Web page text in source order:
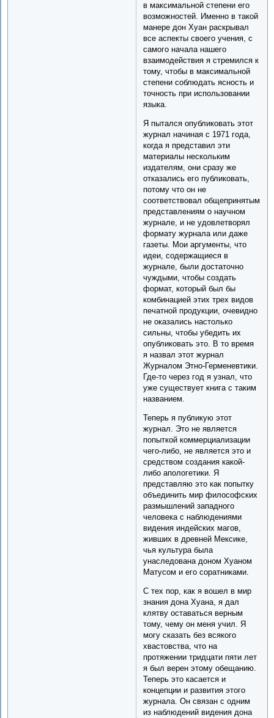
в максимальной степени его
возможностей. Именно в такой
манере дон Хуан раскрывал
все аспекты своего учения, с
самого начала нашего
взаимодействия я стремился к
тому, чтобы в максимальной
степени соблюдать ясность и
точность при использовании
языка.
Я пытался опубликовать этот
журнал начиная с 1971 года,
когда я представил эти
материалы нескольким
издателям, они сразу же
отказались его публиковать,
потому что он не
соответствовал общепринятым
представлениям о научном
журнале, и не удовлетворял
формату журнала или даже
газеты. Мои аргументы, что
идеи, содержащиеся в
журнале, были достаточно
чуждыми, чтобы создать
формат, который был бы
комбинацией этих трех видов
печатной продукции, очевидно
не оказались настолько
сильны, чтобы убедить их
опубликовать это. В то время
я назвал этот журнал
Журналом Этно-Герменевтики.
Где-то через год я узнал, что
уже существует книга с таким
названием.
Теперь я публикую этот
журнал. Это не является
попыткой коммерциализации
чего-либо, не является это и
средством создания какой-
либо апологетики. Я
представляю это как попытку
объединить мир философских
размышлений западного
человека с наблюдениями
видения индейских магов,
живших в древней Мексике,
чья культура была
унаследована доном Хуаном
Матусом и его соратниками.
С тех пор, как я вошел в мир
знания дона Хуана, я дал
клятву оставаться верным
тому, чему он меня учил. Я
могу сказать без всякого
хвастовства, что на
протяжении тридцати пяти лет
я был верен этому обещанию.
Теперь это касается и
концепции и развития этого
журнала. Он связан с одним
из наблюдений видения дона